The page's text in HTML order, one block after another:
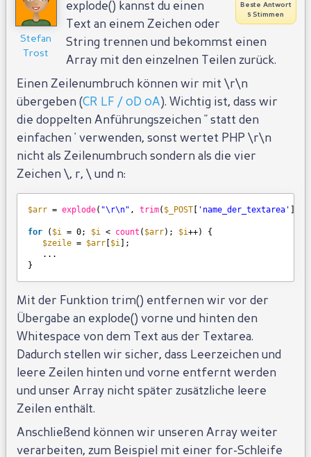
Stefan
Trost
Beste Antwort
5 Stimmen
explode() kannst du einen
Text an einem Zeichen oder
String trennen und bekommst einen
Array mit den einzelnen Teilen zurück.
Einen Zeilenumbruch können wir mit \r\n
übergeben (CR LF / 0D 0A). Wichtig ist, dass wir
die doppelten Anführungszeichen " statt den
einfachen ' verwenden, sonst wertet PHP \r\n
nicht als Zeilenumbruch sondern als die vier
Zeichen \, r, \ und n:
$arr = explode( "\r\n" , trim( $_POST 'name_der_textarea'
for ( $i = 0; $i < count ( $arr); $i++) {
$zeile = $arr $i ];
...
}
Mit der Funktion trim() entfernen wir vor der
Übergabe an explode() vorne und hinten den
Whitespace von dem Text aus der Textarea.
Dadurch stellen wir sicher, dass Leerzeichen und
leere Zeilen hinten und vorne entfernt werden
und unser Array nicht später zusätzliche leere
Zeilen enthält.
Anschließend können wir unseren Array weiter
verarbeiten, zum Beispiel mit einer for-Schleife